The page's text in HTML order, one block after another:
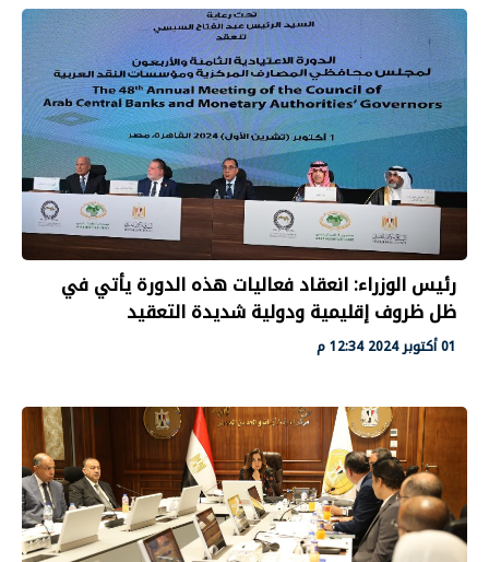
رئيس الوزراء: انعقاد فعاليات هذه الدورة يأتي في
ظل ظروف إقليمية ودولية شديدة التعقيد
01 أكتوبر 2024 12:34 م